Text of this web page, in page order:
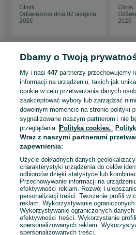
Glinik
Odświeżono dnia 02 sierpnia
2026
Glinik
2026
Strona główna Motoryzacja Opony i Felgi
Opony - Ropczyce
KATEGORIA
ID:942451650
Zadzwoń / SMS
Dbamy o Twoją
My i nasi447 partnerzy przechowujemy
informacji na urządzeniu, takich jak
cookie w celu przetwarzania danych
zaakceptować wybory lub zarządzać
dowolnym momencie na stronie polityki
sygnalizowane naszym partnerom i nie
przeglądania. Polityka cookies,
Wraz z naszymi partnerami
zapewnienia:
Użycie dokładnych danych
charakterystyki urządzenia do celów
odbiorców dzięki statystyce lub
Przechowywanie informacji na
efektywności reklam. Rozwój i
personalizacji treści. Tworzenie profili w
reklam. Wykorzystywanie
Wykorzystywanie ograniczonych
efektywności treści. Wykorzystanie
spersonalizowanych reklam.
spersonalizowanych treści.